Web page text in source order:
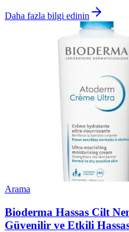
Daha fazla bilgi edinin
Arama
Bioderma Hassas Cilt
Güvenilir ve Etkili